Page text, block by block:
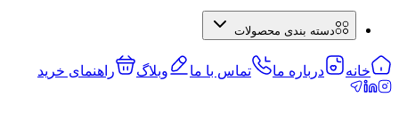
دسته بندی محصولات
خانه درباره ما تماس با ما وبلاگ راهنمای خرید